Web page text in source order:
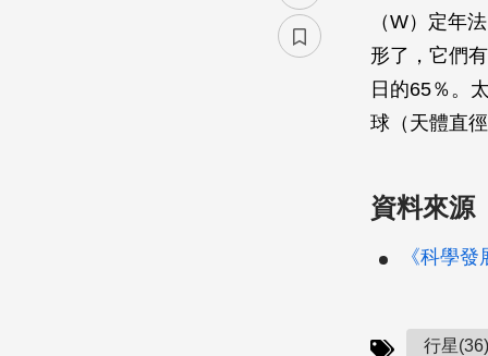
（W）定年
形了，它們
日的65％。
球（天體直
資料來源
《科學
行星(36)